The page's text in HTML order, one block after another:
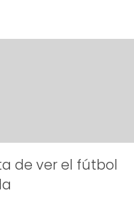
de ver el fútbol